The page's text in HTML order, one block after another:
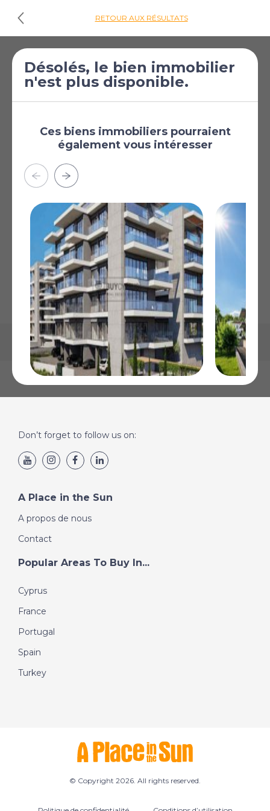
RETOUR AUX RÉSULTATS
Cliquez ici pour
les plans d'étages
chambres à vendre
à Konia
Konia, Paphos, Chypre
[£287 281]
AFFICHER SUR LA CARTE
La carte peut ne pas indiquer l'emplacement exact
Désolés, le bien immobilier
n'est plus disponible.
Ces biens immobiliers pourraient
également vous intéresser
Konia, Paphos
Plus de Détails
Konia,
Don’t forget to follow us on:
A Place in the Sun
A propos de nous
Contact
Popular Areas To Buy In...
Cyprus
France
Portugal
Spain
Turkey
© Copyright 2026. All rights reserved.